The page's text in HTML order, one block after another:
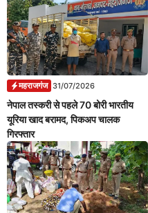
महराजगंज 31/07/2026
नेपाल तस्करी से पहले 70 बोरी भारतीय
यूरिया खाद बरामद, पिकअप चालक
गिरफ्तार